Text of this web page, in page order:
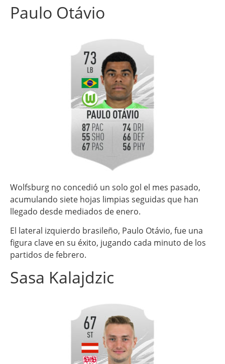
Paulo Otávio
Wolfsburg no concedió un solo gol el mes pasado,
acumulando siete hojas limpias seguidas que han
llegado desde mediados de enero.
El lateral izquierdo brasileño, Paulo Otávio, fue una
figura clave en su éxito, jugando cada minuto de los
partidos de febrero.
Sasa Kalajdzic